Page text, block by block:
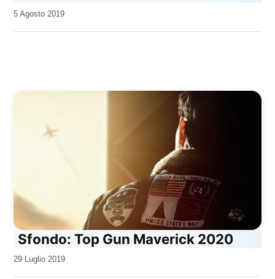
da
5 Agosto 2019
Sfondo: Top Gun Maverick 2020
da
29 Luglio 2019